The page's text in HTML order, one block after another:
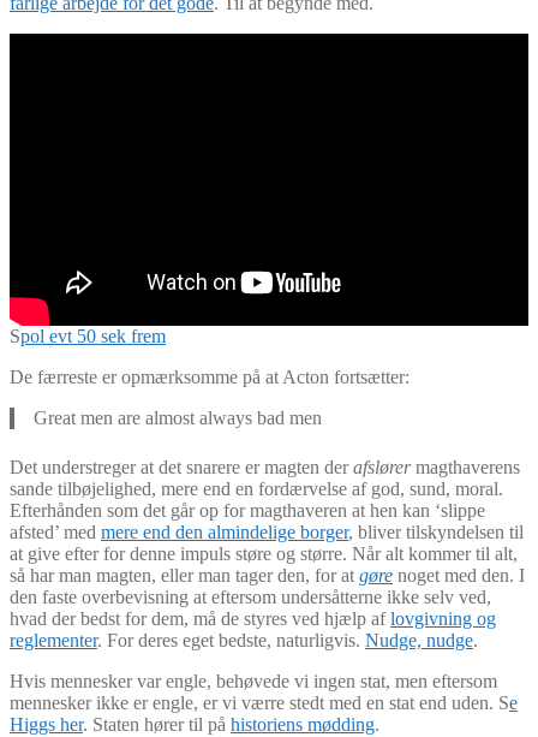
Spol evt 50 sek frem
De færreste er opmærksomme på at Acton fortsætter:
Great men are almost always bad men
Det understreger at det snarere er magten derafslørermagthaverens
sande tilbøjelighed, mere end en fordærvelse af god, sund, moral.
Efterhånden som det går op for magthaveren at hen kan ‘slippe
afsted’ med mere end den almindelige borger, bliver tilskyndelsen til
at give efter for denne impuls støre og større. Når alt kommer til alt,
så har man magten, eller man tager den, for at gøre noget med den. I
den faste overbevisning at eftersom undersåtterne ikke selv ved,
hvad der bedst for dem, må de styres ved hjælp aflovgivning og
reglementer. For deres eget bedste, naturligvis. Nudge, nudge.
Hvis mennesker var engle, behøvede vi ingen stat, men eftersom
mennesker ikke er engle, er vi værre stedt med en stat end uden. Se
Higgs her. Staten hører til på historiens mødding.